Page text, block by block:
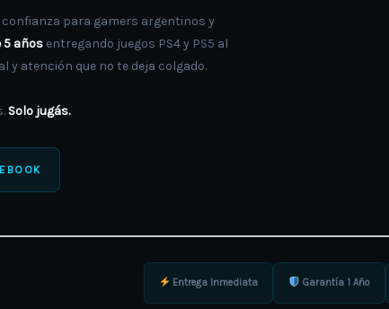
para gamers argentinos y
5 años entregando juegos PS4 y PS5 al
y atención que no te deja colgado.
Solo jugás.
Entrega Inmediata Garantía 1 Año